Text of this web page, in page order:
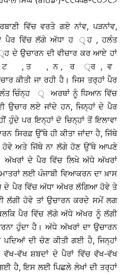
ਵਿੱਚ ਵਰਤੇ ਗਏ ਨਾਂਵ, ਪੜਨਾਂਵ,
ਪੈਰ ਵਿੱਚ ਲੱਗੇ ਅੱਧਾ ਹ ੍ਹ , ਹਲੰਤ
ਉਚਾਰਨ ਦੀ ਵੀਚਾਰ ਕਰ ਆਏ ਹਾਂ
‘ਚ , ਟ , ਤ , ਨ , ਰ ੍ਰ , ਵ
ਕੀਤੀ ਜਾ ਰਹੀ ਹੈ। ਜਿਸ ਤਰ੍ਹਾਂ ਪੈਰ
ਚਿੰਨ੍ਹ ੍ ਅਰਥਾਂ ਨੂੰ ਧਿਆਨ ਵਿੱਚ
ਉਚਾਰ ਲਏ ਜਾਂਦੇ ਹਨ, ਜਿਨ੍ਹਾਂ ਦੇ ਪੈਰ
ਹੁੰਦੇ ਪਰ ਇਨ੍ਹਾਂ ਦੋ ਚਿਨ੍ਹਾਂ ਤੋਂ ਇਲਾਵਾ
ਸਿਰਫ਼ ਉੱਥੇ ਹੀ ਕੀਤਾ ਜਾਂਦਾ ਹੈ, ਜਿੱਥੇ
ਹੋਵੇ ਅਤੇ ਜਿੱਥੇ ਨਾ ਲੱਗੇ ਹੋਣ ਉੱਥੇ ਆਪਣੇ
ਅੱਖਰਾਂ ਦੇ ਪੈਰ ਵਿੱਚ ਲਿਖੇ ਅੱਧੇ ਅੱਖਰਾਂ
ਲਈ ਪੰਜਾਬੀ ਵਿਆਕਰਨ ਦਾ ਖ਼ਾਸ
ਦੇ ਪੈਰ ਵਿੱਚ ਅੱਧਾ ਅੱਖਰ ਲੱਗਿਆ ਹੋਵੇ ਤੇ
ਹੋਵੇ ਤਾਂ ਉਚਾਰਨ ਕਰਦੇ ਸਮੇਂ ਲਗ
ਪੈਰ ਵਿੱਚ ਲੱਗੇ ਅੱਧੇ ਅੱਖਰ ਨੂੰ ਲੱਗੀ
ਹੁੰਦਾ ਹੈ। ਅੱਧੇ ਅੱਖਰਾਂ ਦਾ ਉਚਾਰਨ
ਦੀ ਚੋਣ ਕੀਤੀ ਗਈ ਹੈ, ਜਿਨ੍ਹਾਂ
ਵੱਖ ਸ਼ਬਦਾਂ ਦੇ ਪੈਰਾਂ ਵਿੱਚ ਵੱਖ-ਵੱਖ
ਹੈ, ਇਸ ਲਈ ਪਿਛਲੇ ਲੇਖਾਂ ਦੀ ਤਰ੍ਹਾਂ